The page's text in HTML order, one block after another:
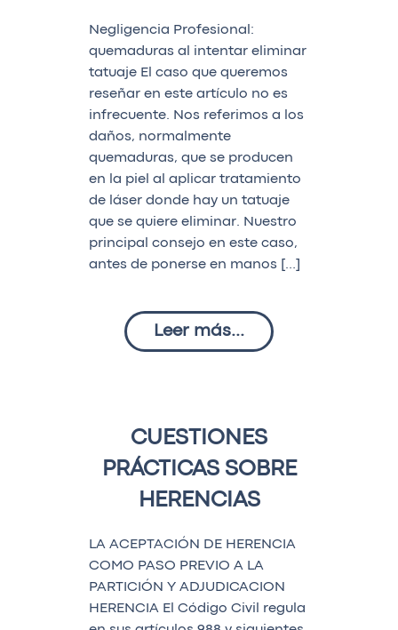
Negligencia Profesional:
quemaduras al intentar eliminar
tatuaje El caso que queremos
reseñar en este artículo no es
infrecuente. Nos referimos a los
daños, normalmente
quemaduras, que se producen
en la piel al aplicar tratamiento
de láser donde hay un tatuaje
que se quiere eliminar. Nuestro
principal consejo en este caso,
antes de ponerse en manos […]
Leer más...
CUESTIONES
PRÁCTICAS SOBRE
HERENCIAS
LA ACEPTACIÓN DE HERENCIA
COMO PASO PREVIO A LA
PARTICIÓN Y ADJUDICACION
HERENCIA El Código Civil regula